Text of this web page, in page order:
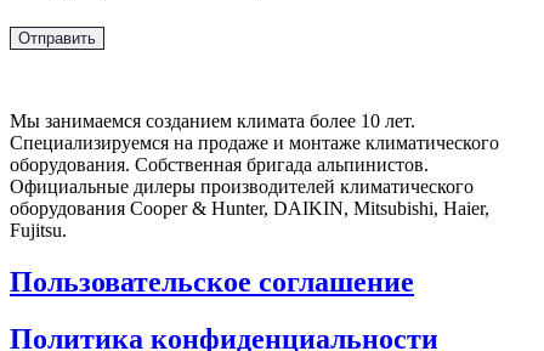
Мы занимаемся созданием климата более 10 лет.
Специализируемся на продаже и монтаже климатического
оборудования. Собственная бригада альпинистов.
Официальные дилеры производителей климатического
оборудования Cooper & Hunter, DAIKIN, Mitsubishi, Haier,
Fujitsu.
Пользовательское соглашение
Политика конфиденциальности